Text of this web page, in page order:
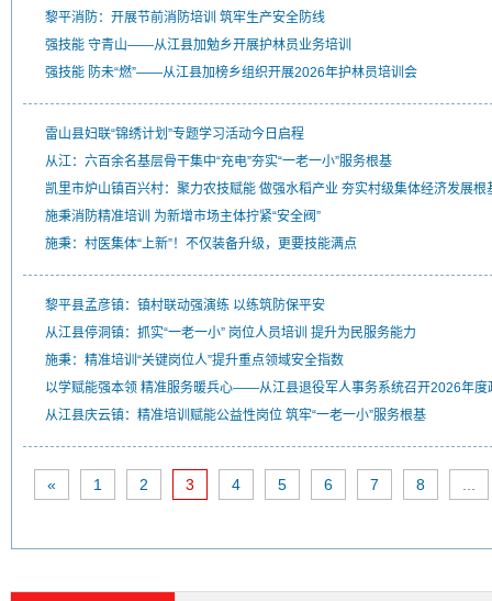
黎平消防：开展节前消防培训 筑牢生产安全防线
强技能 守青山——从江县加勉乡开展护林员业务培训
强技能 防未“燃”——从江县加榜乡组织开展2026年护林员培训会
雷山县妇联“锦绣计划”专题学习活动今日启程
从江：六百余名基层骨干集中“充电”夯实“一老一小”服务根基
凯里市炉山镇百兴村：聚力农技赋能 做强水稻产业 夯实村级集体经济发展根
施秉消防精准培训 为新增市场主体拧紧“安全阀”
施秉：村医集体“上新”！不仅装备升级，更要技能满点
黎平县孟彦镇：镇村联动强演练 以练筑防保平安
从江县停洞镇：抓实“一老一小” 岗位人员培训 提升为民服务能力
施秉：精准培训“关键岗位人”提升重点领域安全指数
以学赋能强本领 精准服务暖兵心——从江县退役军人事务系统召开2026年度
从江县庆云镇：精准培训赋能公益性岗位 筑牢“一老一小”服务根基
« 1 2 3 4 5 6 7 8